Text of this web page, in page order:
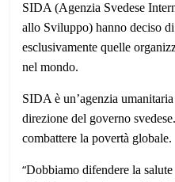
SIDA (Agenzia Svedese
allo Sviluppo) hanno deciso
esclusivamente quelle
nel mondo.
SIDA è un’agenzia
direzione del governo
combattere la povertà globale.
“Dobbiamo difendere la